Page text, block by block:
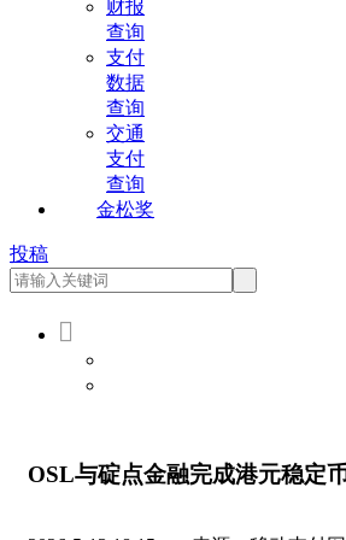
财报
查询
支付
数据
查询
交通
支付
查询
金松奖
投稿

OSL与碇点金融完成港元稳定